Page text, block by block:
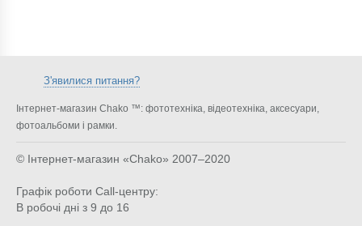
З'явилися питання?
Інтернет-магазин Chako ™: фототехніка, відеотехніка, аксесуари,
фотоальбоми і рамки.
© Інтернет-магазин «Chako» 2007–2020
Графік роботи Call-центру:
В робочі дні з 9 до 16